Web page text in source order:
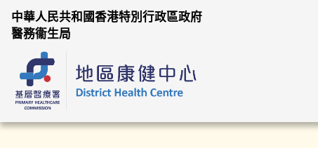
跳至主內容
中華人民共和國香港特別行政區政府
醫務衞生局